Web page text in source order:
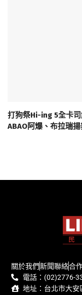
打狗祭Hi-ing 5全卡
ABAO阿爆、布拉瑞
關於我們新聞聯絡合
電話：(02)2776-
地址：台北市大